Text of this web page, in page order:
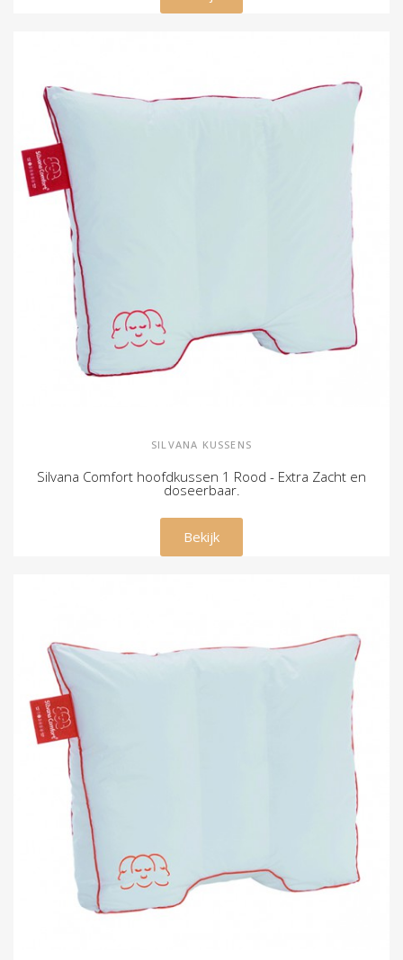
SILVANA KUSSENS
Silvana Comfort hoofdkussen 1 Rood - Extra Zacht en
doseerbaar.
€ 79,00
Bekijk